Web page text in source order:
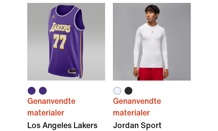
Genanvendte
materialer
Los Angeles Lakers
Genanvendte
materialer
Jordan Sport